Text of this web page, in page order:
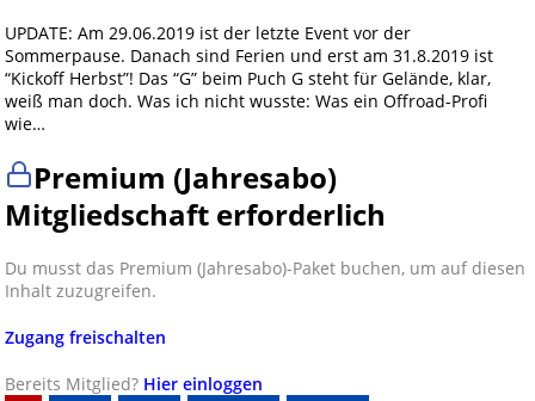
UPDATE: Am 29.06.2019 ist der letzte Event vor der
Sommerpause. Danach sind Ferien und erst am 31.8.2019 ist
“Kickoff Herbst”! Das “G” beim Puch G steht für Gelände, klar,
weiß man doch. Was ich nicht wusste: Was ein Offroad-Profi
wie…
Premium (Jahresabo)
Mitgliedschaft erforderlich
Du musst das Premium (Jahresabo)-Paket buchen, um auf diesen
Inhalt zuzugreifen.
Zugang freischalten
Bereits Mitglied? Hier einloggen